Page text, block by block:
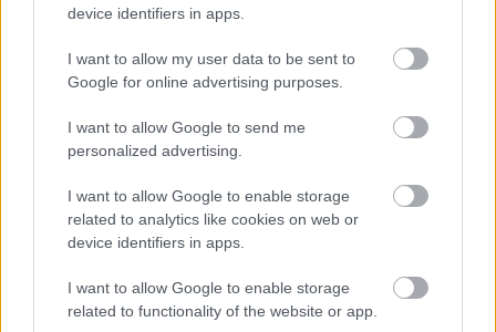
device identifiers in apps.
I want to allow my user data to be sent to
Google for online advertising purposes.
I want to allow Google to send me
personalized advertising.
I want to allow Google to enable storage
related to analytics like cookies on web or
device identifiers in apps.
I want to allow Google to enable storage
related to functionality of the website or app.
MEST LÄSTA